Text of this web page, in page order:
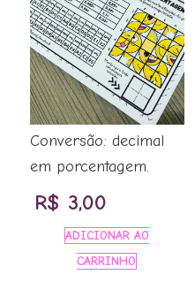
Conversão: decimal
em porcentagem.
R$ 3,00
ADICIONAR AO
CARRINHO